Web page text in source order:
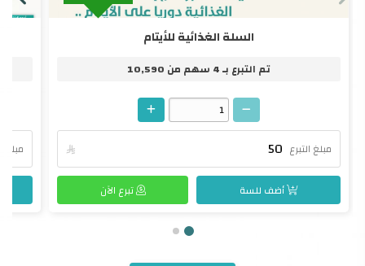
السلة الغذائية للأيتام
تم التبرع بـ4 سهم من 10,590
مبلغ التبرع 
أضف للسة تبرع الآن
مبلغ